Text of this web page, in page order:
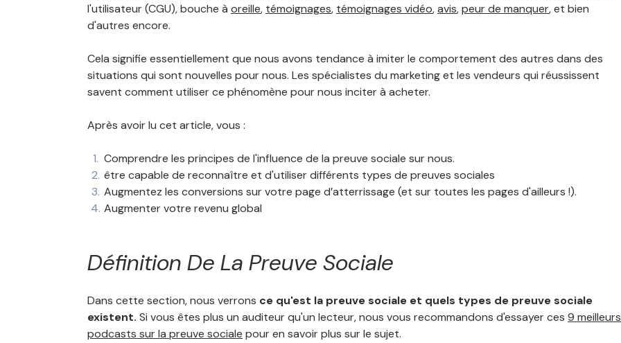
l'utilisateur (CGU), bouche à oreille, témoignages, témoignages vidéo,avis,peur de manquer, et bien
d'autres encore.
Cela signifie essentiellement que nous avons tendance à imiter le comportement des autres dans des
situations qui sont nouvelles pour nous. Les spécialistes du marketing et les vendeurs qui réussissent
savent comment utiliser ce phénomène pour nous inciter à acheter.
Après avoir lu cet article, vous :
Comprendre les principes de l'influence de la preuve sociale sur nous.
être capable de reconnaître et d'utiliser différents types de preuves sociales
Augmentez les conversions sur votre page d’atterrissage (et sur toutes les pages d'ailleurs !).
Augmenter votre revenu global
Définition De La Preuve Sociale
Dans cette section, nous verrons ce qu'est la preuve sociale et quels types de preuve sociale
existent. Si vous êtes plus un auditeur qu'un lecteur, nous vous recommandons d'essayer ces 9 meilleurs
podcasts sur la preuve sociale pour en savoir plus sur le sujet.